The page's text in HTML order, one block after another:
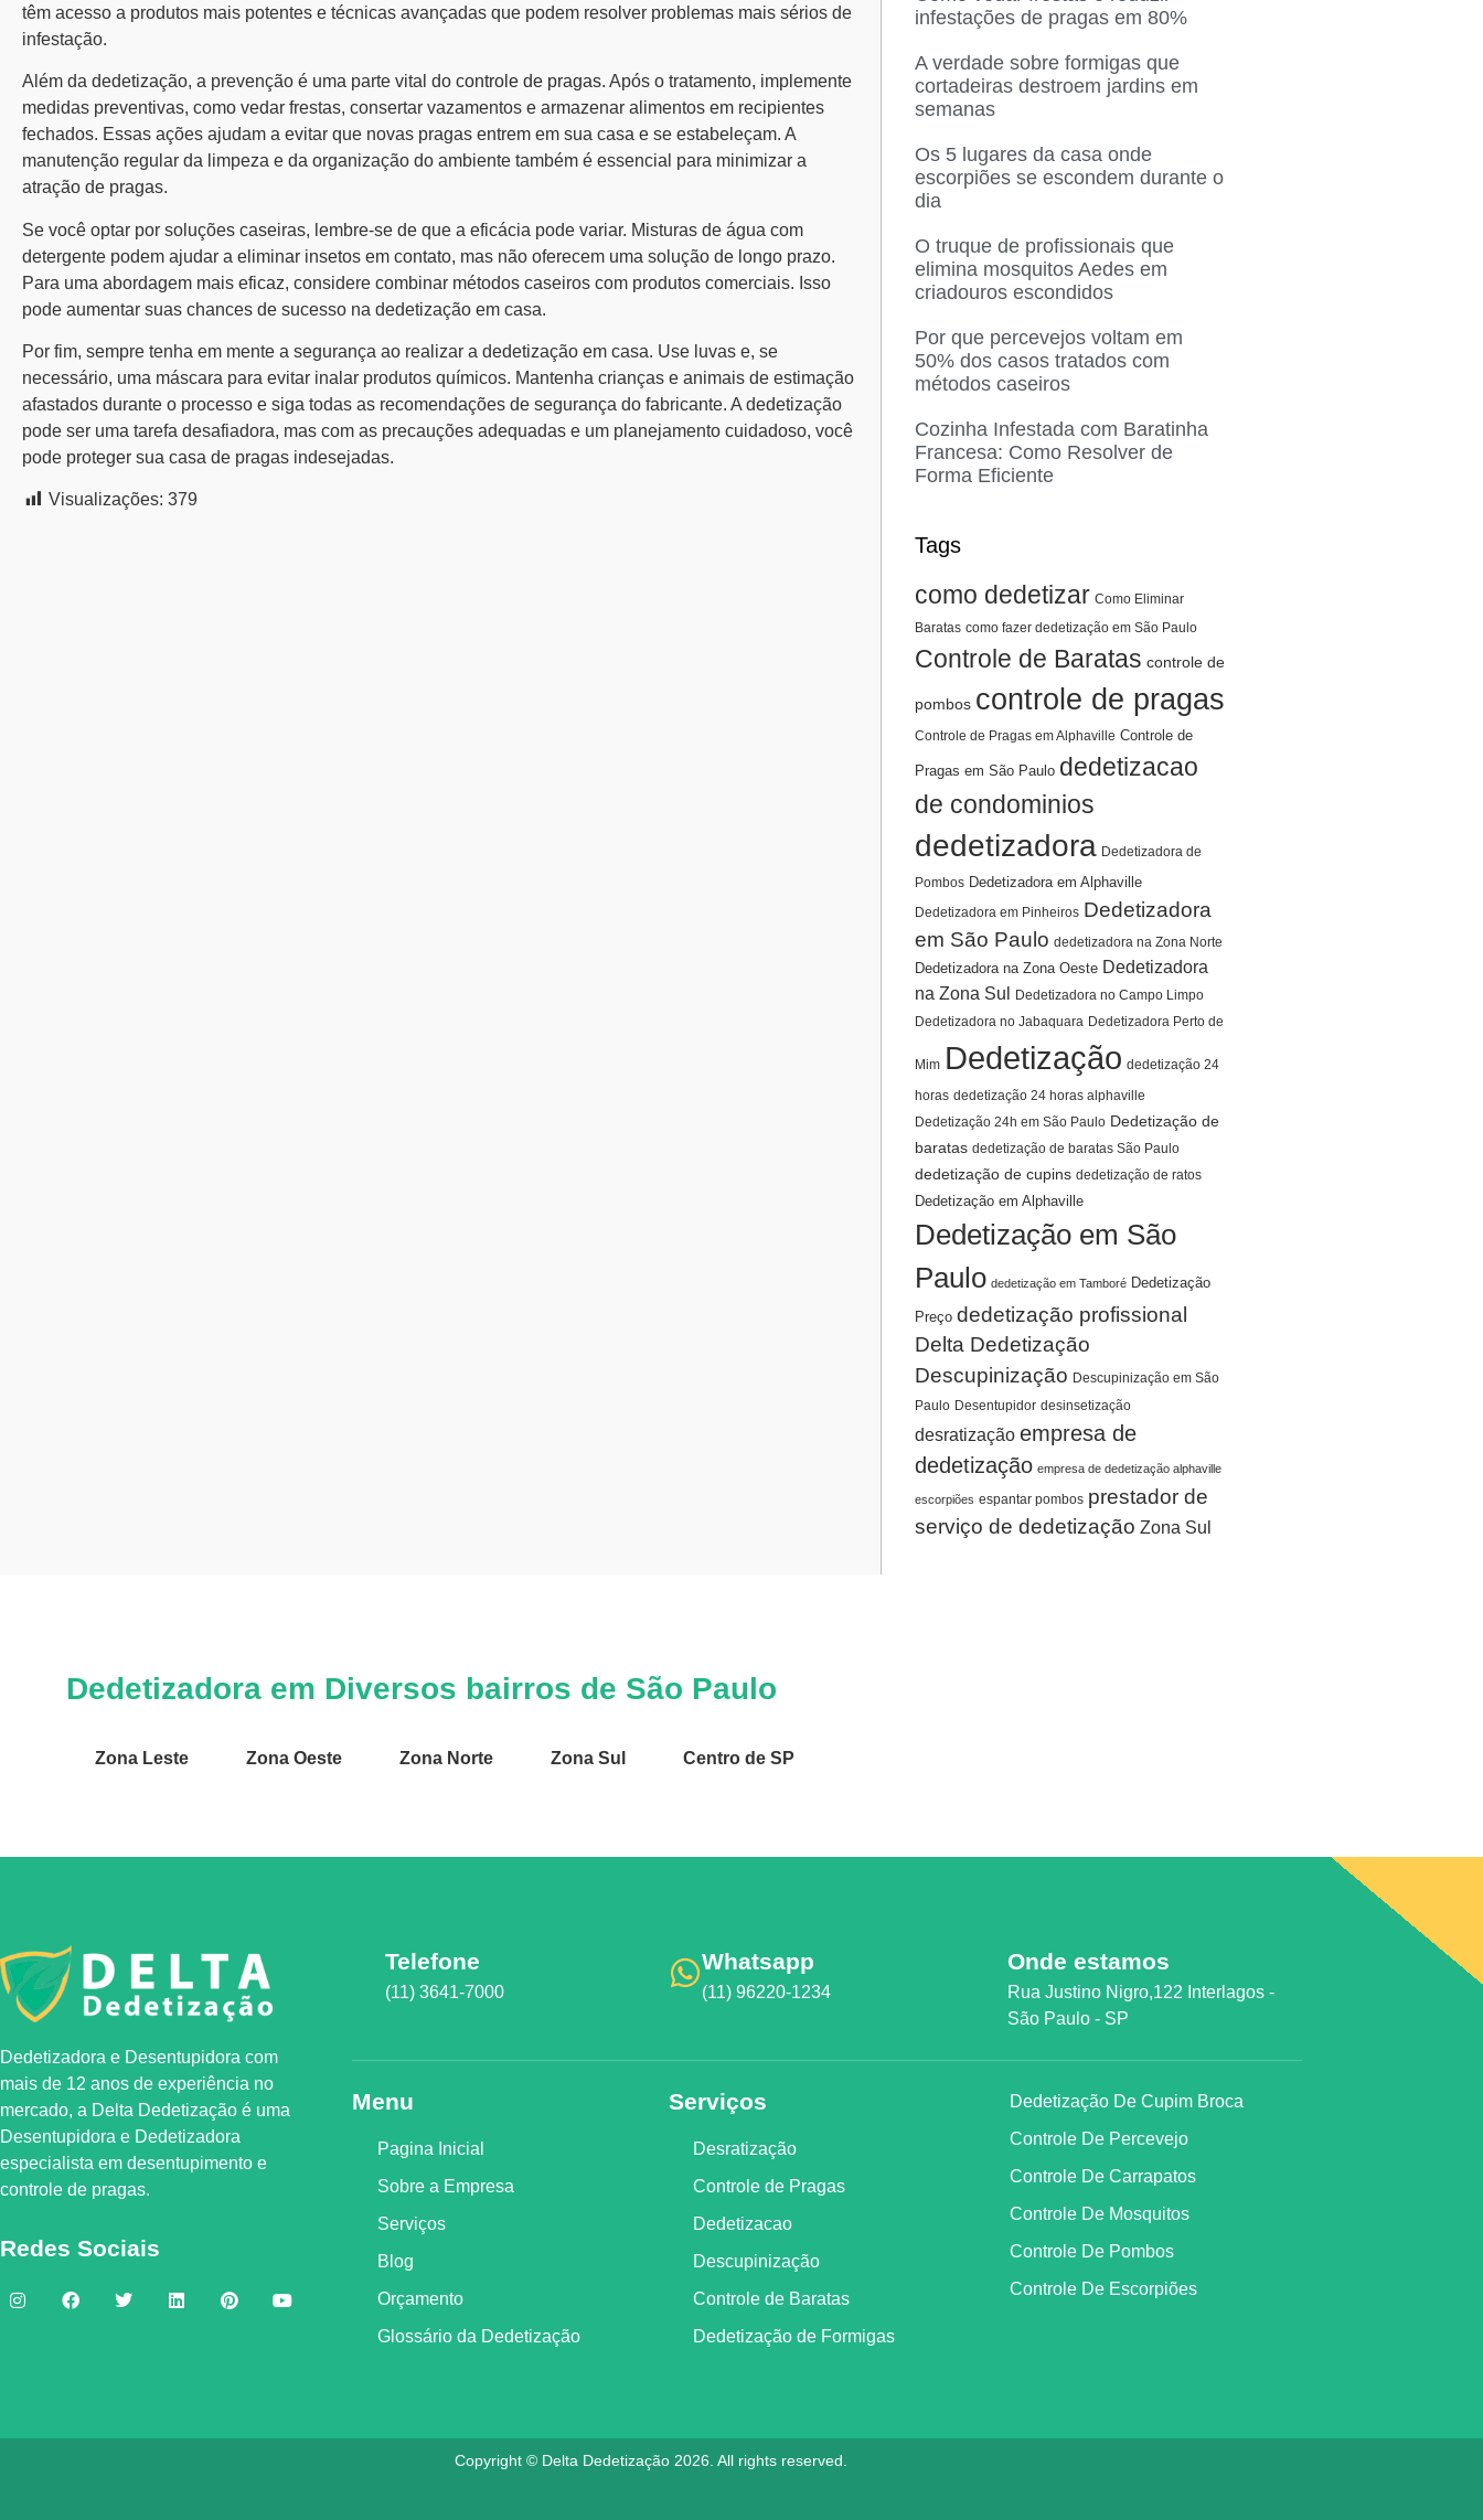
têm acesso a produtos mais potentes e técnicas avançadas que podem resolver problemas mais sérios de
infestação.
Além da dedetização, a prevenção é uma parte vital do controle de pragas. Após o tratamento, implemente
medidas preventivas, como vedar frestas, consertar vazamentos e armazenar alimentos em recipientes
fechados. Essas ações ajudam a evitar que novas pragas entrem em sua casa e se estabeleçam. A
manutenção regular da limpeza e da organização do ambiente também é essencial para minimizar a
atração de pragas.
Se você optar por soluções caseiras, lembre-se de que a eficácia pode variar. Misturas de água com
detergente podem ajudar a eliminar insetos em contato, mas não oferecem uma solução de longo prazo.
Para uma abordagem mais eficaz, considere combinar métodos caseiros com produtos comerciais. Isso
pode aumentar suas chances de sucesso na dedetização em casa.
Por fim, sempre tenha em mente a segurança ao realizar a dedetização em casa. Use luvas e, se
necessário, uma máscara para evitar inalar produtos químicos. Mantenha crianças e animais de estimação
afastados durante o processo e siga todas as recomendações de segurança do fabricante. A dedetização
pode ser uma tarefa desafiadora, mas com as precauções adequadas e um planejamento cuidadoso, você
pode proteger sua casa de pragas indesejadas.
Visualizações: 379
infestações de pragas em 80%
A verdade sobre formigas que
cortadeiras destroem jardins em
semanas
Os 5 lugares da casa onde
escorpiões se escondem durante o
dia
O truque de profissionais que
elimina mosquitos Aedes em
criadouros escondidos
Por que percevejos voltam em
50% dos casos tratados com
métodos caseiros
Cozinha Infestada com Baratinha
Francesa: Como Resolver de
Forma Eficiente
Tags
como dedetizar Como Eliminar
Baratas como fazer dedetização em São Paulo
Controle de Baratas controle de
pombos controle de pragas
Controle de Pragas em Alphaville Controle de
Pragas em São Paulo dedetizacao
de condominios
dedetizadora Dedetizadora de
Pombos Dedetizadora em Alphaville
Dedetizadora em Pinheiros Dedetizadora
em São Paulo dedetizadora na Zona Norte
Dedetizadora na Zona Oeste Dedetizadora
na Zona Sul
Dedetizadora no Campo Limpo
Dedetizadora no Jabaquara Dedetizadora Perto de
Mim Dedetização dedetização 24
horas dedetização 24 horas alphaville
Dedetização 24h em São Paulo Dedetização de
baratas dedetização de baratas São Paulo
dedetização de cupins dedetização de ratos
Dedetização em Alphaville
Dedetização em São
Paulo dedetização em Tamboré Dedetização
Preço dedetização profissional
Delta Dedetização
Descupinização Descupinização em São
Paulo Desentupidor desinsetização
desratização empresa de
dedetização empresa de dedetização alphaville
escorpiões espantar pombos prestador de
serviço de dedetização Zona Sul
Dedetizadora em Diversos bairros de São Paulo
Zona Leste Zona Oeste Zona Norte Zona Sul Centro de SP
Dedetizadora e Desentupidora com
mais de 12 anos de experiência no
mercado, a Delta Dedetização é uma
Desentupidora e Dedetizadora
especialista em desentupimento e
controle de pragas.
Redes Sociais
Telefone
(11) 3641-7000
Whatsapp
(11) 96220-1234
Onde estamos
Rua Justino Nigro,122 Interlagos -
São Paulo - SP
Menu
Pagina Inicial
Sobre a Empresa
Serviços
Blog
Orçamento
Glossário da Dedetização
Serviços
Desratização
Controle de Pragas
Dedetizacao
Descupinização
Controle de Baratas
Dedetização de Formigas
Dedetização De Cupim Broca
Controle De Percevejo
Controle De Carrapatos
Controle De Mosquitos
Controle De Pombos
Controle De Escorpiões
Copyright © Delta Dedetização 2026. All rights reserved.